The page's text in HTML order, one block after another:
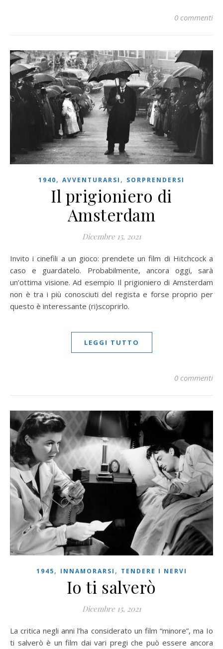
0 commenti
1940, AVVENTURARSI , SORPRENDERSI
Il prigioniero di
Amsterdam
Dicembre 15, 2021
Invito i cinefili a un gioco: prendete un film di Hitchcock a
caso e guardatelo. Probabilmente, ancora oggi, sarà
un’ottima visione. Ad esempio Il prigioniero di Amsterdam
non è tra i più conosciuti del regista e forse proprio per
questo è interessante (ri)scoprirlo.
LEGGI TUTTO
0 commenti
1945, INNAMORARSI , TENDERE I NERVI
Io ti salverò
Dicembre 15, 2021
La critica negli anni l’ha considerato un film “minore”, ma Io
ti salverò è un film dai vari pregi che può essere ancora